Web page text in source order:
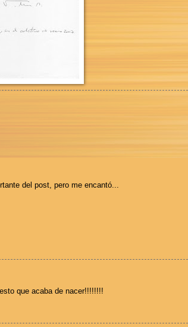
del post, pero me encantó...
que acaba de nacer!!!!!!!!